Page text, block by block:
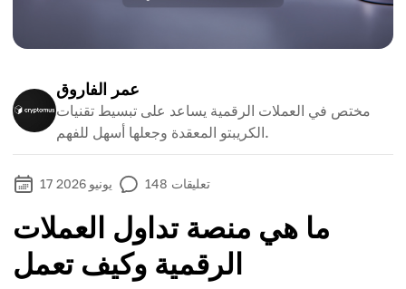
عمر الفاروق
مختص في العملات الرقمية يساعد على تبسيط تقنيات
الكريبتو المعقدة وجعلها أسهل للفهم.
17 يونيو 2026 148 تعليقات
ما هي منصة تداول العملات
الرقمية وكيف تعمل